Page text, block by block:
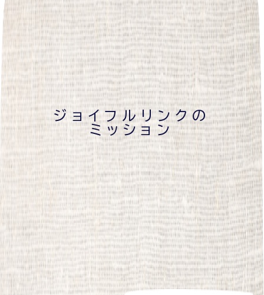
ジョイフルリンクの
ミッション